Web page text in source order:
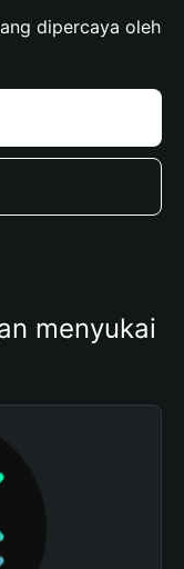
dipercaya oleh
menyukai